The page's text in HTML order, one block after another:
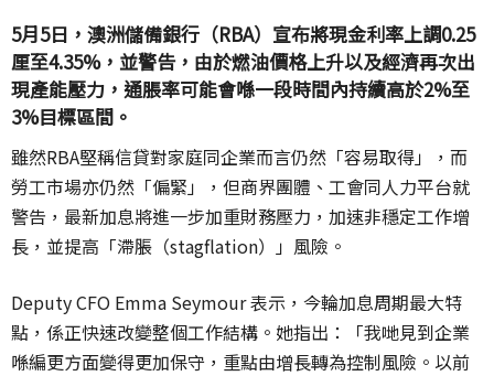
5月5日，澳洲儲備銀行（RBA）宣布將現金利率上調0.25
厘至4.35%，並警告， 由於燃油價格上升以及經濟再次出
現產能壓力， 通脹率可能會喺一段時間內持續高於2%至
3%目標區間。
雖然RBA堅稱信貸對家庭同企業而言仍然「容易取得」， 而
勞工市場亦仍然「偏緊」，但商界團體、工會同人力平台就
警告， 最新加息將進一步加重財務壓力，加速非穩定工作增
長，並提高「滯脹（stagflation）」風險。
Deputy CFO Emma Seymour 表示，今輪加息周期最大特
點，係正快速改變整個工作結構。 她指出：「我哋見到企業
喺編更方面變得更加保守， 重點由增長轉為控制風險。以前